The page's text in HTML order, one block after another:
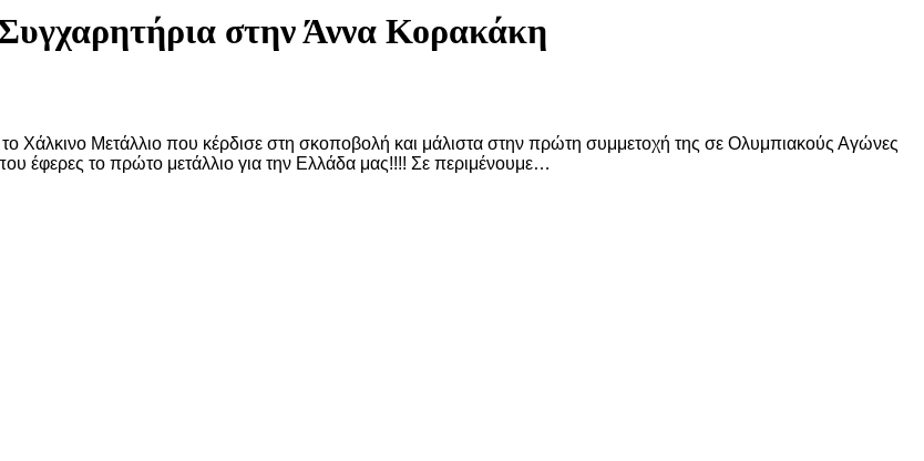
στην Άννα Κορακάκη
Χάλκινο Μετάλλιο που κέρδισε στη σκοποβολή και μάλιστα στην πρώτη συμμετοχή της σε Ολυμπιακούς Αγώνες
έφερες το πρώτο μετάλλιο για την Ελλάδα μας!!!! Σε περιμένουμε…